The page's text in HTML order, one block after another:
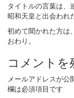
タイトルの言葉は、
昭和天皇と出会われ
初めて聞かれた方は
おわり。
コメントを
メールアドレスが公
欄は必須項目です